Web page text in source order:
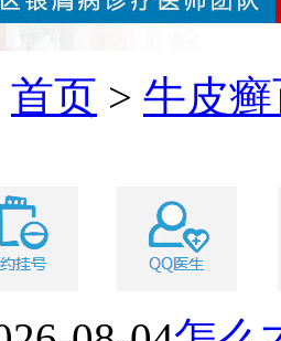
首页 > 牛皮